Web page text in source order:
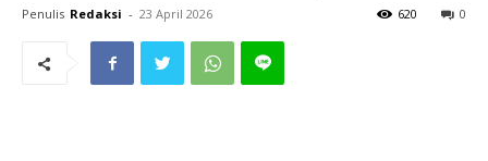
Penulis Redaksi - 23 April 2026 0
620